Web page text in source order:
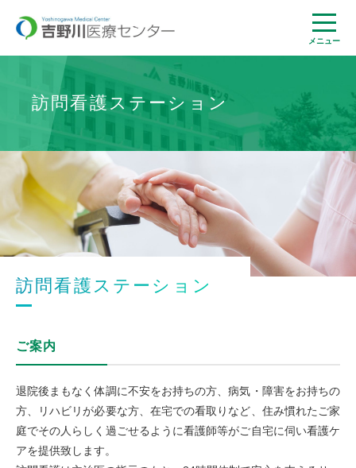
メニュー
訪問看護ステーション
訪問看護ステーション
ご案内
退院後まもなく体調に不安をお持ちの方、病気・障害をお持ちの
方、リハビリが必要な方、在宅での看取りなど、住み慣れたご家
庭でその人らしく過ごせるように看護師等がご自宅に伺い看護ケ
アを提供致します。